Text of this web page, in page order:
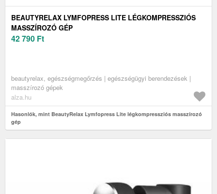
BEAUTYRELAX LYMFOPRESS LITE LÉGKOMPRESSZIÓS
MASSZÍROZÓ GÉP
42 790 Ft
beautyrelax, egészségmegőrzés | egészségügyi berendezések |
masszírozó gépek
alza.hu
Hasonlók, mint BeautyRelax Lymfopress Lite légkompressziós masszírozó
gép